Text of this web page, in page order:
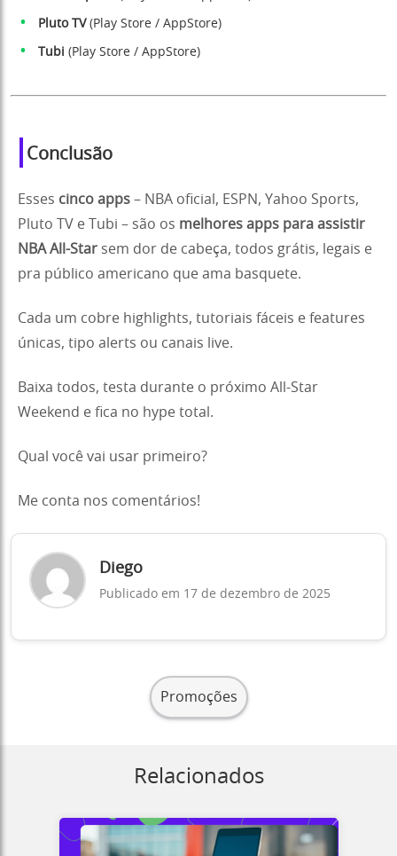
Pluto TV( Play Store / AppStore)
Tubi ( Play Store / AppStore)
Conclusão
Esses cinco apps – NBA oficial, ESPN, Yahoo Sports,
Pluto TV e Tubi – são os melhores apps para assistir
NBA All-Star sem dor de cabeça, todos grátis, legais e
pra público americano que ama basquete.
Cada um cobre highlights, tutoriais fáceis e features
únicas, tipo alerts ou canais live.
Baixa todos, testa durante o próximo All-Star
Weekend e fica no hype total.
Qual você vai usar primeiro?
Me conta nos comentários!
Diego
Publicado em 17 de dezembro de 2025
Promoções
Relacionados